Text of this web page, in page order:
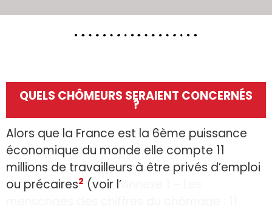
QUELS CHÔMEURS SERAIENT CONCERNÉS
?
Alors que la France est la 6ème puissance
économique du monde elle compte 11
millions de travailleurs à être privés d’emploi
ou précaires2 (voir l’